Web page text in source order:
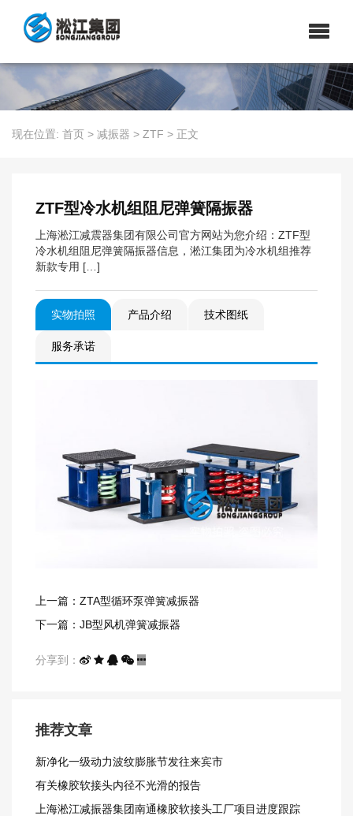
现在位置: 首页 > 减振器 > ZTF > 正文
ZTF型冷水机组阻尼弹簧隔振器
上海淞江减震器集团有限公司官方网站为您介绍：ZTF型
冷水机组阻尼弹簧隔振器信息，淞江集团为冷水机组推荐
新款专用 […]
实物拍照 产品介绍 技术图纸
服务承诺
上一篇：ZTA型循环泵弹簧减振器
下一篇：JB型风机弹簧减振器
分享到：
推荐文章
新净化一级动力波纹膨胀节发往来宾市
有关橡胶软接头内径不光滑的报告
上海淞江减振器集团南通橡胶软接头工厂项目进度跟踪